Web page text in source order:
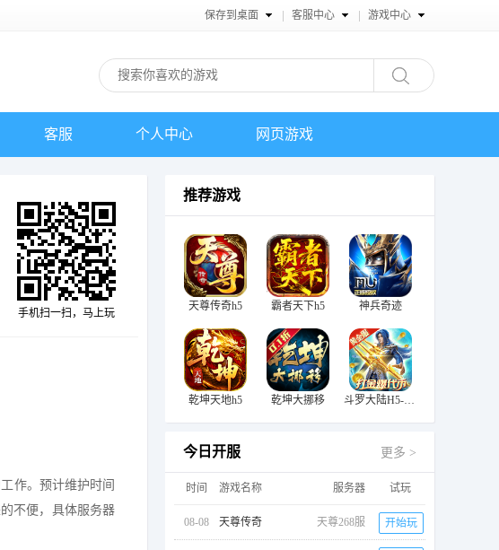
保存到桌面 客服中心 游戏中心
客服 个人中心 网页游戏
手机扫一扫，马上玩
作。预计维护时间
不便，具体服务器
推荐游戏
天尊传奇h5 霸者天下h5 神兵奇迹
乾坤天地h5 乾坤大挪移 斗罗大陆H5-极速黄金版
今日开服 更多 >
时间 游戏名称 服务器 试玩
08-08 天尊传奇 天尊268服 开始玩